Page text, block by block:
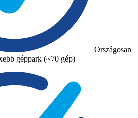
Országosan
géppark (~70 gép)